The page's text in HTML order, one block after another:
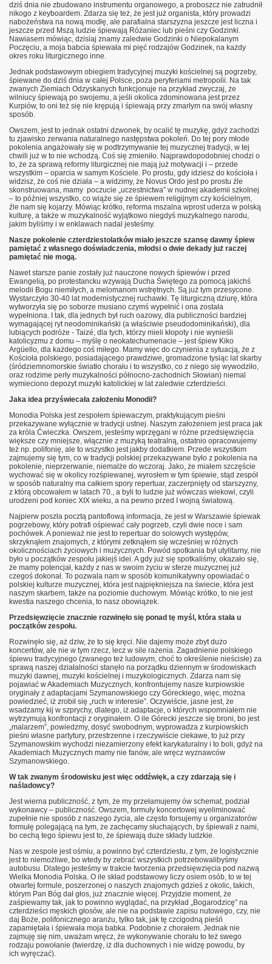
dziś dnia nie zbudowano instrumentu organowego, a proboszcz nie zatrudnił
nikogo z keyboardem. Zdarza się też, że jest już organista, który prowadzi
nabożeństwa na nową modłę, ale parafialna starszyzna jeszcze jest liczna i
jeszcze przed Mszą ludzie śpiewają Różaniec lub pieśni czy Godzinki.
Nawiasem mówiąc, dzisiaj znamy zaledwie Godzinki o Niepokalanym
Poczęciu, a moja babcia śpiewała mi pięć rodzajów Godzinek, na każdy
okres roku liturgicznego inne.
Jednak podstawowym obiegiem tradycyjnej muzyki kościelnej są pogrzeby,
śpiewane do dziś dnia w całej Polsce, poza peryferiami metropolii. Na tak
zwanych Ziemiach Odzyskanych funkcjonuje na przykład zwyczaj, że
wilniucy śpiewają po swojemu, a jeśli okolica zdominowana jest przez
Kurpiów, to oni też się nie krępują i śpiewają przy zmarłym na swój własny
sposób.
Owszem, jest to jednak ostatni dzwonek, by ocalić tę muzykę, gdyż zachodzi
tu zjawisko zerwania naturalnego następstwa pokoleń. Do tej pory młode
pokolenia angażowały się w podtrzymywanie tej muzycznej tradycji, w tej
chwili już w to nie wchodzą. Coś się zmieniło. Najprawdopodobniej chodzi o
to, że za sprawą reformy liturgicznej nie mają już motywacji i – przede
wszystkim – oparcia w samym Kościele. Po prostu, gdy idziesz do kościoła i
widzisz, że coś nie działa – a widzimy, że Novus Ordo jest po prostu źle
skonstruowana, mamy poczucie „uczestnictwa” w nudnej akademii szkolnej
– to później wszystko, co wiąże się ze śpiewem religijnym czy kościelnym,
źle nam się kojarzy. Mówiąc krótko, reforma mszalna wprost uderza w polską
kulturę, a także w muzykalność wyjątkowo niegdyś muzykalnego narodu,
jakim byliśmy i w enklawach nadal jesteśmy.
Nasze pokolenie czterdziestolatków miało jeszcze szansę dawny śpiew
pamiętać z własnego doświadczenia, młodsi o dwie dekady już raczej
pamiętać nie mogą.
Nawet starsze panie zostały już nauczone nowych śpiewów i przed
Ewangelią, po protestancku wzywają Ducha Świętego za pomocą jakichś
melodii Bogu niemiłych, a melomanom wstrętnych. Są już tym przesycone.
Wystarczyło 30-40 lat modernistycznej ruchawki. Tę liturgiczną dziurę, która
wytworzyła się po soborze musiano czymś wypełnić i ona została
wypełniona. I tak, dla jednych był ruch oazowy, dla publiczności bardziej
wymagającej ryt neodominikański (a właściwie pseudodominikański), dla
lubiących podróże - Taizé, dla tych, którzy mieli kłopoty i nie wynieśli
katolicyzmu z domu – myślę o neokatechumenacie – jest śpiew Kiko
Argüello, dla każdego coś miłego. Mamy więc do czynienia z sytuacją, że z
Kościoła polskiego, posiadającego prawdziwe, gromadzone tysiąc lat skarby
(śródziemnomorskie światło chorału i to wszystko, co z niego się wywodziło,
oraz rodzime perły muzykalności północno-zachodnich Słowian) niemal
wymieciono depozyt muzyki katolickiej w lat zaledwie czterdzieści.
Jaka idea przyświecała założeniu Monodii?
Monodia Polska jest zespołem śpiewaczym, praktykującym pieśni
przekazywane wyłącznie w tradycji ustnej. Naszym założeniem jest praca jak
za króla Ćwieczka. Owszem, jesteśmy wprzęgani w różne przedsięwzięcia
większe czy mniejsze, włącznie z muzyką teatralną, ostatnio opracowujemy
też np. polifonię, ale to wszystko jest jakby dodatkiem. Przede wszystkim
zajmujemy się tym, co w tradycji polskiej przekazywane było z pokolenia na
pokolenie, nieprzerwanie, niemalże do wczoraj. Jako, że miałem szczęście
wychować się w okolicy rozśpiewanej, wyrosłem w tym śpiewie, stąd zespół
w sposób naturalny ma całkiem spory repertuar, zaczerpnięty od starszyzny,
z którą obcowałem w latach 70., a byli to ludzie już wówczas wiekowi, czyli
urodzeni pod koniec XIX wieku, a na pewno przed I wojną światową.
Najpierw poszła pocztą pantoflową informacja, że jest w Warszawie śpiewak
pogrzebowy, który potrafi ośpiewać cały pogrzeb, czyli dwie noce i sam
pochówek. A ponieważ nie jest to repertuar do solowych występów,
skrzyknąłem znajomych, z którymi zetknąłem się wcześniej w różnych
okolicznościach życiowych i muzycznych. Powód spotkania był utylitarny, nie
było u początków zespołu jakiejś idei. A gdy już się spotkaliśmy, okazało się,
że mamy potencjał, każdy z nas w swoim życiu w sferze muzycznej już
czegoś dokonał. To pozwala nam w sposób komunikatywny opowiadać o
polskiej kulturze muzycznej, która jest najpiękniejsza na świecie, która jest
naszym skarbem, także na poziomie duchowym. Mówiąc krótko, to nie jest
kwestia naszego chcenia, to nasz obowiązek.
Przedsięwzięcie znacznie rozwinęło się ponad tę myśl, która stała u
początków zespołu.
Rozwinęło się, aż dziw, że to się kręci. Nie dajemy może zbyt dużo
koncertów, ale nie w tym rzecz, lecz w sile rażenia. Zagadnienie polskiego
śpiewu tradycyjnego (zwanego też ludowym, choć to określenie nieścisłe) za
sprawą naszej działalności stanęło na porządku dziennym w środowiskach
muzyki dawnej, muzyki kościelnej i muzykologicznych. Zdarza nam się
pojawiać w Akademiach Muzycznych, konfrontujemy nasze kurpiowskie
oryginały z adaptacjami Szymanowskiego czy Góreckiego, więc, można
powiedzieć, iż zrobił się „ruch w interesie”. Oczywiście, jasne jest, że
wsadzamy kij w szprychy, dlatego, iż adaptacje, o których wspomniałem nie
wytrzymują konfrontacji z oryginałem. O ile Górecki jeszcze się broni, bo jest
„malarzem”, powiedzmy, dosyć swobodnym, wyprowadza z kurpiowskich
pieśni własne partytury, przestrzenne i rzeczywiście ciekawe, to już przy
Szymanowskim wychodzi niezamierzony efekt karykaturalny i to boli, gdyż na
Akademiach Muzycznych mamy nie fanów, ale wręcz wyznawców
Szymanowskiego.
W tak zwanym środowisku jest więc oddźwięk, a czy zdarzają się i
naśladowcy?
Jest wierna publiczność, z tym, że my przełamujemy ów schemat, podział
wykonawcy – publiczność. Owszem, formuły koncertowej wyeliminować
zupełnie nie sposób z naszego życia, ale często forsujemy u organizatorów
formułę polegającą na tym, że zachęcamy słuchających, by śpiewali z nami,
bo cechą tego śpiewu jest to, że śpiewają duże składy ludzkie.
Nas w zespole jest ośmiu, a powinno być czterdziestu, z tym, że logistycznie
jest to niemożliwe, bo wtedy by zebrać wszystkich potrzebowalibyśmy
autobusu. Dlatego jesteśmy w trakcie tworzenia przedsięwzięcia pod nazwą
Wielka Monodia Polska. O ile skład podstawowy liczy osiem osób, to w tej
otwartej formule, poszerzonej o naszych znajomych gdzieś z okolic, takich,
którym Pan Bóg dał głos, już znacznie więcej. Przyjdzie moment, że
zaśpiewamy tak, jak to powinno wyglądać, na przykład „Bogarodzicę” na
czterdzieści męskich głosów, ale nie na podstawie zapisu nutowego, czy, nie
daj Boże, polifonicznego aranżu, tylko tak, jak tę czcigodną pieśń
zapamiętała i śpiewała moja babka. Podobnie z chorałem. Jednak nie
zajmuję się nim, uważam wręcz, że wykonywanie chorału to też swego
rodzaju powołanie (twierdzę, iż dla duchownych i nie widzę powodu, by
ich wyręczać).